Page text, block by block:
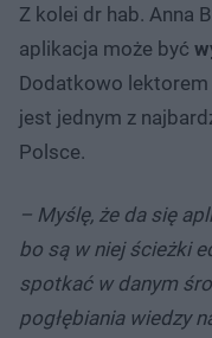
Z kolei dr hab. Anna
aplikacja może być
Dodatkowo lektorem
jest jednym z
Polsce.
– Myślę, że da się
bo są w niej ścieżki
spotkać w danym
pogłębiania wiedzy